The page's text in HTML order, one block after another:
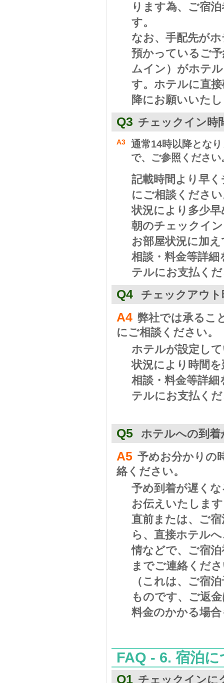
ります為、ご宿
す。
なお、手配先が
預かっているご
ムイン）がホテ
す。ホテルに直
降にお願いいた
Q3 チェックイン時
A3
通常14時以降とな
で、ご参照ください
記載時間より早
にご相談くださ
状況により多少
朝のチェックイ
お部屋状況に加
相談・料金等詳
テルにお支払く
Q4 チェックアウ
A4 弊社では承るこ
にご相談ください。
ホテルが設定し
状況により時間
相談・料金等詳
テルにお支払く
Q5 ホテルへの到
A5 予めお分かりの
絡ください。
予め到着が遅く
お伝えいたしま
直前または、ご
ら、直接ホテル
情などで、ご宿
までご連絡くだ
（これは、ご宿
ものです、ご返
料金のかかる場
FAQ - 6. 宿泊
Q1 チェックインに